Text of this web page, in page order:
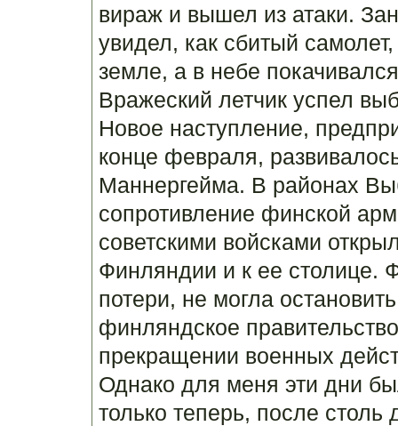
вираж и вышел из атаки.
увидел, как сбитый
земле, а в небе
Вражеский летчик успел
Новое наступление,
конце февраля,
Маннергейма. В районах
сопротивление финской
советскими войсками
Финляндии и к ее столице.
потери, не могла
финляндское
прекращении военных
Однако для меня эти дни
только теперь, после